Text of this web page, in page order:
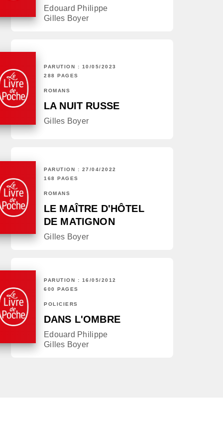
Edouard Philippe
Gilles Boyer
PARUTION : 10/05/2023
288 PAGES
ROMANS
LA NUIT RUSSE
Gilles Boyer
PARUTION : 27/04/2022
168 PAGES
ROMANS
LE MAÎTRE D'HÔTEL
DE MATIGNON
Gilles Boyer
PARUTION : 16/05/2012
600 PAGES
POLICIERS
DANS L'OMBRE
Edouard Philippe
Gilles Boyer